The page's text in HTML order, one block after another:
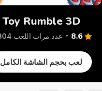
Toy Rumble 3D
8.6 عدد مرات اللعب 2,304
لعب بحجم الشاشة الكامل